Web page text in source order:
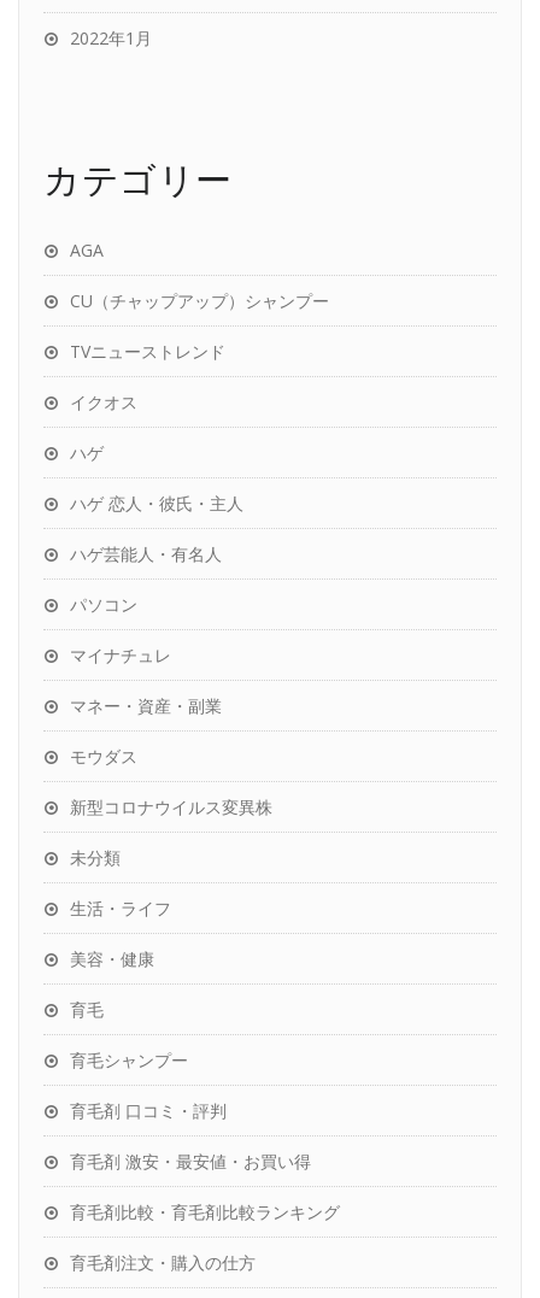
2022年1月
カテゴリー
AGA
CU（チャップアップ）シャンプー
TVニューストレンド
イクオス
ハゲ
ハゲ 恋人・彼氏・主人
ハゲ芸能人・有名人
パソコン
マイナチュレ
マネー・資産・副業
モウダス
新型コロナウイルス変異株
未分類
生活・ライフ
美容・健康
育毛
育毛シャンプー
育毛剤 口コミ・評判
育毛剤 激安・最安値・お買い得
育毛剤比較・育毛剤比較ランキング
育毛剤注文・購入の仕方